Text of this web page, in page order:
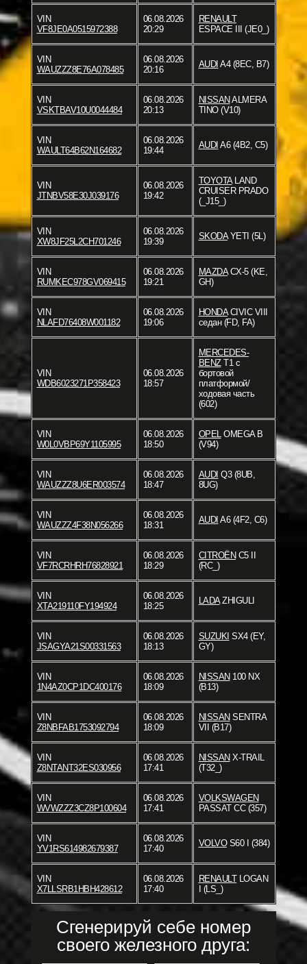
VIN
VF8JE0A0515972388
06.08.2026
20:29
RENAULT
ESPACE III (JE0_)
VIN
WAUZZZ8E76A078485
06.08.2026
20:16
AUDI A4 (8EC, B7)
VIN
VSKTBAV10U0044484
06.08.2026
20:13
NISSAN ALMERA
TINO (V10)
VIN
WAULT64B62N164682
06.08.2026
19:44
AUDI A6 (4B2, C5)
VIN
JTNBV58E30J039176
06.08.2026
19:42
TOYOTALAND
CRUISER PRADO
(_J15_)
VIN
XW8JF25L2CH701246
06.08.2026
19:39
SKODAYETI (5L)
VIN
RUMKEC978GV069415
06.08.2026
19:21
MAZDACX-5 (KE,
GH)
VIN
NLAFD76408W001182
06.08.2026
19:06
HONDACIVIC VIII
седан (FD, FA)
VIN
WDB6023271P358423
06.08.2026
18:57
MERCEDES-
BENZT1 c
бортовой
платформой/
ходовая часть
(602)
VIN
W0L0VBP69Y1105995
06.08.2026
18:50
OPELOMEGA B
(V94)
VIN
WAUZZZ8U6ER003574
06.08.2026
18:47
AUDI Q3 (8UB,
8UG)
VIN
WAUZZZ4F38N056266
06.08.2026
18:31
AUDI A6 (4F2, C6)
VIN
VF7RCRHRH76828921
06.08.2026
18:29
CITROËN C5 II
(RC_)
VIN
XTA219110FY194924
06.08.2026
18:25
LADAZHIGULI
VIN
JSAGYA21S00331563
06.08.2026
18:13
SUZUKI SX4 (EY,
GY)
VIN
1N4AZ0CP1DC400176
06.08.2026
18:09
NISSAN 100 NX
(B13)
VIN
Z8NBFAB1753092794
06.08.2026
18:09
NISSAN SENTRA
VII (B17)
VIN
Z8NTANT32ES030956
06.08.2026
17:41
NISSAN X-TRAIL
(T32_)
VIN
WVWZZZ3CZ8P100604
06.08.2026
17:41
VOLKSWAGEN
PASSAT CC (357)
VIN
YV1RS614982679387
06.08.2026
17:40
VOLVOS60 I (384)
VIN
X7LLSRB1HBH428612
06.08.2026
17:40
RENAULTLOGAN
I (LS_)
Сгенерируй себе номер
своего железного друга: